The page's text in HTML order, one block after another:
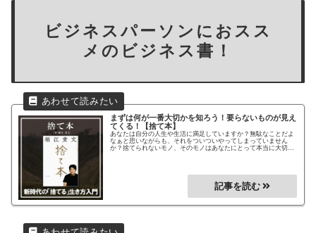
ビジネスパーソンにおスス
メのビジネス書！
まずは何が一番大切かを知ろう！要らないものが見え
てくる！
【捨て本】
あなたは自分の人生や生活に満足していますか？無駄なことだよ
なぁと思いながらも、それをついついやってしまっていません
か？捨てられないモノ、そのモノはあなたにとって本当に大切な